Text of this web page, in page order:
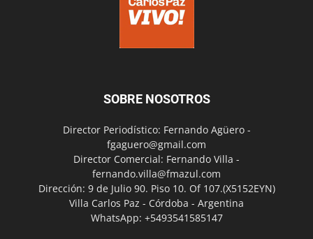
SOBRE NOSOTROS
Director Periodístico: Fernando Agüero -
fgaguero@gmail.com
Director Comercial: Fernando Villa -
fernando.villa@fmazul.com
Dirección: 9 de Julio 90. Piso 10. Of 107.(X5152EYN)
Villa Carlos Paz - Córdoba - Argentina
WhatsApp: +5493541585147